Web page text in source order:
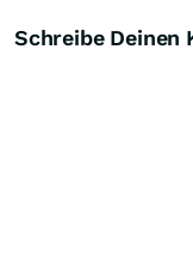
Schreibe Deinen